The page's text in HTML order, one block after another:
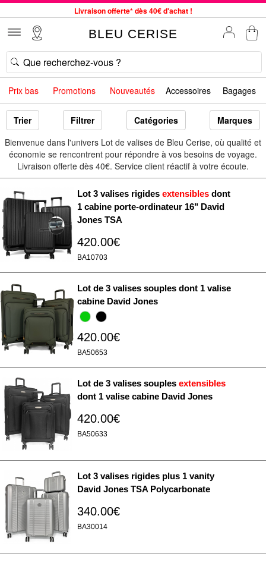
Livraison offerte* dès 40€ d'achat !
Commande avant 12h expédiée le jour même, du lundi au vendredi
33 magasins en France. Un à proximité de chez vous ?
Bon shopping chez BLEU CERISE !
Jusqu'à -75% sur le site du 29/07 au 27/08
Samsonite, Delsey, American Tourister, Little Marcel à Prix Bas
BLEU CERISE
Prix bas Promotions Nouveautés Accessoires Bagages
Trier Filtrer Catégories
Marques
Bienvenue dans l'univers Lot de valises de Bleu Cerise, où qualité et
économie se rencontrent pour répondre à vos besoins de voyage.
Livraison offerte dès 40€. Service client réactif à votre écoute.
Lot 3 valises rigides extensibles dont
1 cabine porte-ordinateur 16" David
Jones TSA
420.00€
BA10703
Lot de 3 valises souples dont 1 valise
cabine David Jones
420.00€
BA50653
Lot de 3 valises souples extensibles
dont 1 valise cabine David Jones
420.00€
BA50633
Lot 3 valises rigides plus 1 vanity
David Jones TSA Polycarbonate
340.00€
BA30014